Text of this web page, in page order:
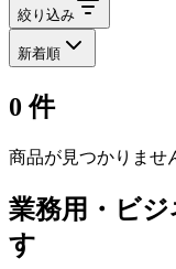
絞り込み
新着順
0 件
商品が見つかりませ
業務用・ビジ
す